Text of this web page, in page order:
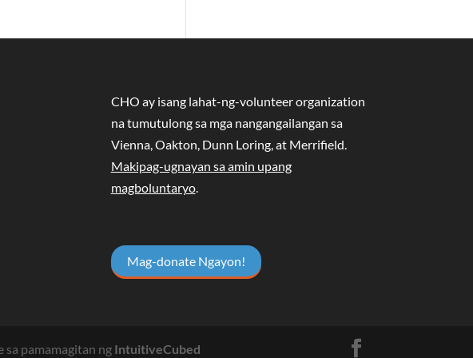
CHO ay isang lahat-ng-volunteer organization
na tumutulong sa mga nangangailangan sa
Vienna, Oakton, Dunn Loring, at Merrifield.
Makipag-ugnayan sa amin upang
magboluntaryo.
Mag-donate Ngayon!
sa pamamagitan ng IntuitiveCubed